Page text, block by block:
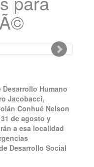
Desarrollo Humano
Jacobacci,
Conhué Nelson
de agosto y
a esa localidad
Desarrollo Social